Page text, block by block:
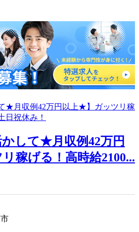
かして★月収例42万円
稼げる！高時給2100...